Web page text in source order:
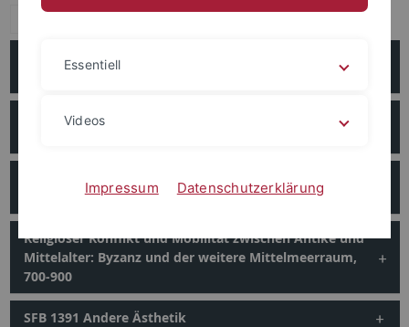
Kolleg-Forschergruppe „Migration und Mobilität in
Spätantike und Frühmittelalter“
Land and loyalty. The politics of land in the later
'Weltchronik' des Johannes Malalas
Religiöser Konflikt und Mobilität zwischen Antike und
Mittelalter: Byzanz und der weitere Mittelmeerraum,
700-900
SFB 1391 Andere Ästhetik
Essentiell
Videos
Impressum Datenschutzerklärung